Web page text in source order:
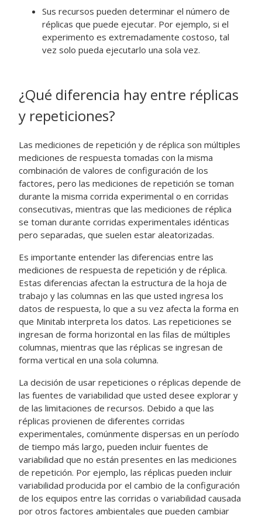
Sus recursos pueden determinar el número de
réplicas que puede ejecutar. Por ejemplo, si el
experimento es extremadamente costoso, tal
vez solo pueda ejecutarlo una sola vez.
¿Qué diferencia hay entre réplicas
y repeticiones?
Las mediciones de repetición y de réplica son múltiples
mediciones de respuesta tomadas con la misma
combinación de valores de configuración de los
factores, pero las mediciones de repetición se toman
durante la misma corrida experimental o en corridas
consecutivas, mientras que las mediciones de réplica
se toman durante corridas experimentales idénticas
pero separadas, que suelen estar aleatorizadas.
Es importante entender las diferencias entre las
mediciones de respuesta de repetición y de réplica.
Estas diferencias afectan la estructura de la hoja de
trabajo y las columnas en las que usted ingresa los
datos de respuesta, lo que a su vez afecta la forma en
que Minitab interpreta los datos. Las repeticiones se
ingresan de forma horizontal en las filas de múltiples
columnas, mientras que las réplicas se ingresan de
forma vertical en una sola columna.
La decisión de usar repeticiones o réplicas depende de
las fuentes de variabilidad que usted desee explorar y
de las limitaciones de recursos. Debido a que las
réplicas provienen de diferentes corridas
experimentales, comúnmente dispersas en un período
de tiempo más largo, pueden incluir fuentes de
variabilidad que no están presentes en las mediciones
de repetición. Por ejemplo, las réplicas pueden incluir
variabilidad producida por el cambio de la configuración
de los equipos entre las corridas o variabilidad causada
por otros factores ambientales que pueden cambiar